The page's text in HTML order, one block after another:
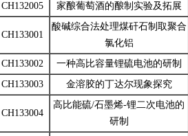
CH132005 家酿葡萄酒的酿制实验及拓展
CH133001
酸碱综合法处理煤矸石制取聚合
氯化铝
CH133002 一种高比容量锂硫电池的研制
CH133003 金溶胶的丁达尔现象探究
CH133004
高比能硫/石墨烯-锂二次电池的
研制